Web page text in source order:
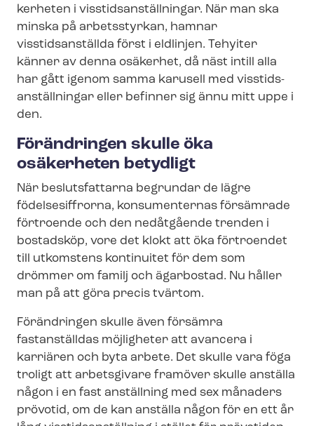
ker­he­ten i viss­tids­an­ställ­ning­ar. När man ska
minska på arbetsstyrkan, hamnar
visstidsanställda först i eldlinjen. Tehyiter
känner av denna osäkerhet, då näst intill alla
har gått igenom samma karusell med viss­tids­
an­ställ­ning­ar eller befinner sig ännu mitt uppe i
den.
Förändringen skulle öka
osäkerheten betydligt
När beslutsfattarna begrundar de lägre
födelsesiffrorna, konsumenternas försämrade
förtroende och den nedåtgående trenden i
bostadsköp, vore det klokt att öka förtroendet
till utkomstens kontinuitet för dem som
drömmer om familj och ägarbostad. Nu håller
man på att göra precis tvärtom.
Förändringen skulle även försämra
fastanställdas möjligheter att avancera i
karriären och byta arbete. Det skulle vara föga
troligt att arbetsgivare framöver skulle anställa
någon i en fast anställning med sex månaders
prövotid, om de kan anställa någon för en ett år